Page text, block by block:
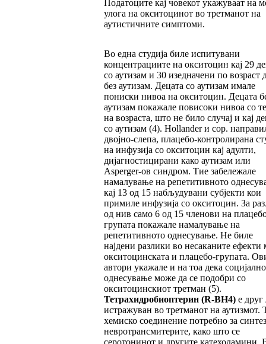
Податоците кај човекот укажуваат на
улога на окситоцинот во третманот на
аутистичните симптоми.
Во една студија биле испитувани
концентрациите на окситоцин кај 29
со аутизам и 30 изедначени по возраст
без аутизам. Децата со аутизам имале
пониски нивоа на окситоцин. Децата
аутизам покажале повисоки нивоа со
на возраста, што не било случај и кај
со аутизам (4). Hollander и сор.
двојно-слепа, плацебо-контролирана
на инфузија со окситоцин кај адулти,
дијагностицирани како аутизам или
Asperger-ов синдром. Тие забележале
намалување на репетитивното
кај 13 од 15 набљудувани субјекти кои
примиле инфузија со окситоцин. За
од нив само 6 од 15 членови на
групата покажале намалување на
репетитивното однесување. Не биле
најдени разлики во несаканите ефекти
окситоцинската и плацебо-групата.
автори укажале и на тоа дека
однесување може да се подобри со
окситоцинскиот третман (5).
Тетрахидробиоптерин (R-BH4) е друг
истражуван во третманот на аутизмот.
хемиско соединение потребно за
невротрансмитерите, како што се